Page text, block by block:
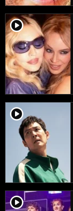
player2
player2
player2